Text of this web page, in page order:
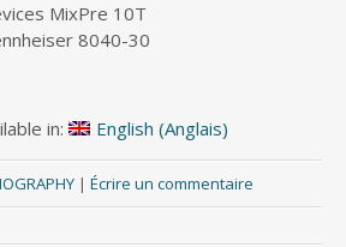
MixPre 10T
8040-30
in:
English (Anglais)
| Écrire un commentaire